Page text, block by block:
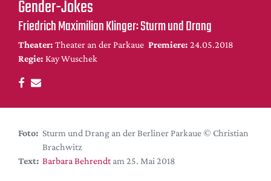
Themen
Internationales
Nachrufe
DdB-map
Premierensuche
Festival-Planer
Gender-Jokes
Friedrich Maximilian Klinger: Sturm und Drang
Theater: Theater an der Parkaue Premiere: 24.05.2018
Regie: Kay Wuschek
Foto: Sturm und Drang an der Berliner Parkaue © Christian
Brachwitz
Text: Barbara Behrendt am 25. Mai 2018